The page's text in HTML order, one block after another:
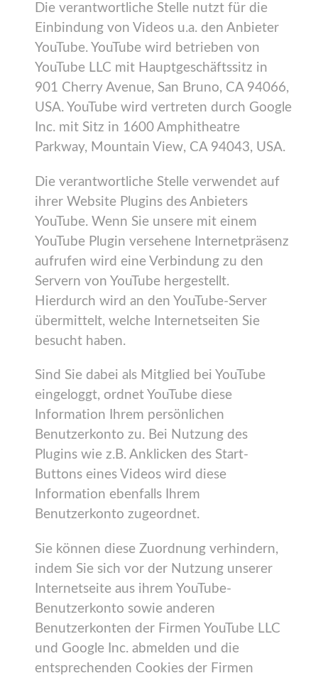
Die verantwortliche Stelle nutzt für die
Einbindung von Videos u.a. den Anbieter
YouTube. YouTube wird betrieben von
YouTube LLC mit Hauptgeschäftssitz in
901 Cherry Avenue, San Bruno, CA 94066,
USA. YouTube wird vertreten durch Google
Inc. mit Sitz in 1600 Amphitheatre
Parkway, Mountain View, CA 94043, USA.
Die verantwortliche Stelle verwendet auf
ihrer Website Plugins des Anbieters
YouTube. Wenn Sie unsere mit einem
YouTube Plugin versehene Internetpräsenz
aufrufen wird eine Verbindung zu den
Servern von YouTube hergestellt.
Hierdurch wird an den YouTube-Server
übermittelt, welche Internetseiten Sie
besucht haben.
Sind Sie dabei als Mitglied bei YouTube
eingeloggt, ordnet YouTube diese
Information Ihrem persönlichen
Benutzerkonto zu. Bei Nutzung des
Plugins wie z.B. Anklicken des Start-
Buttons eines Videos wird diese
Information ebenfalls Ihrem
Benutzerkonto zugeordnet.
Sie können diese Zuordnung verhindern,
indem Sie sich vor der Nutzung unserer
Internetseite aus ihrem YouTube-
Benutzerkonto sowie anderen
Benutzerkonten der Firmen YouTube LLC
und Google Inc. abmelden und die
entsprechenden Cookies der Firmen